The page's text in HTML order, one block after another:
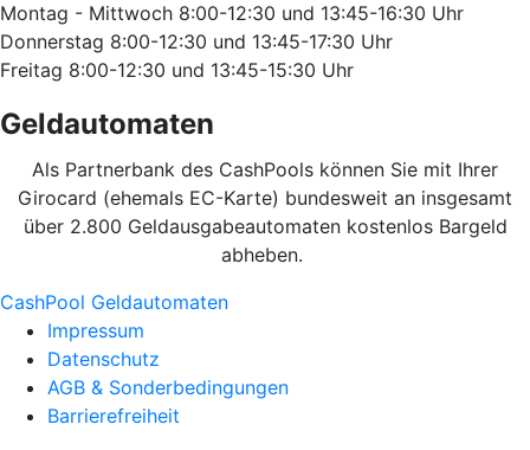
Montag - Mittwoch 8:00-12:30 und 13:45-16:30 Uhr
Donnerstag 8:00-12:30 und 13:45-17:30 Uhr
Freitag 8:00-12:30 und 13:45-15:30 Uhr
Geldautomaten
Als Partnerbank des CashPools können Sie mit Ihrer
Girocard (ehemals EC-Karte) bundesweit an insgesamt
über 2.800 Geldausgabeautomaten kostenlos Bargeld
abheben.
CashPool Geldautomaten
Impressum
Datenschutz
AGB & Sonderbedingungen
Barrierefreiheit